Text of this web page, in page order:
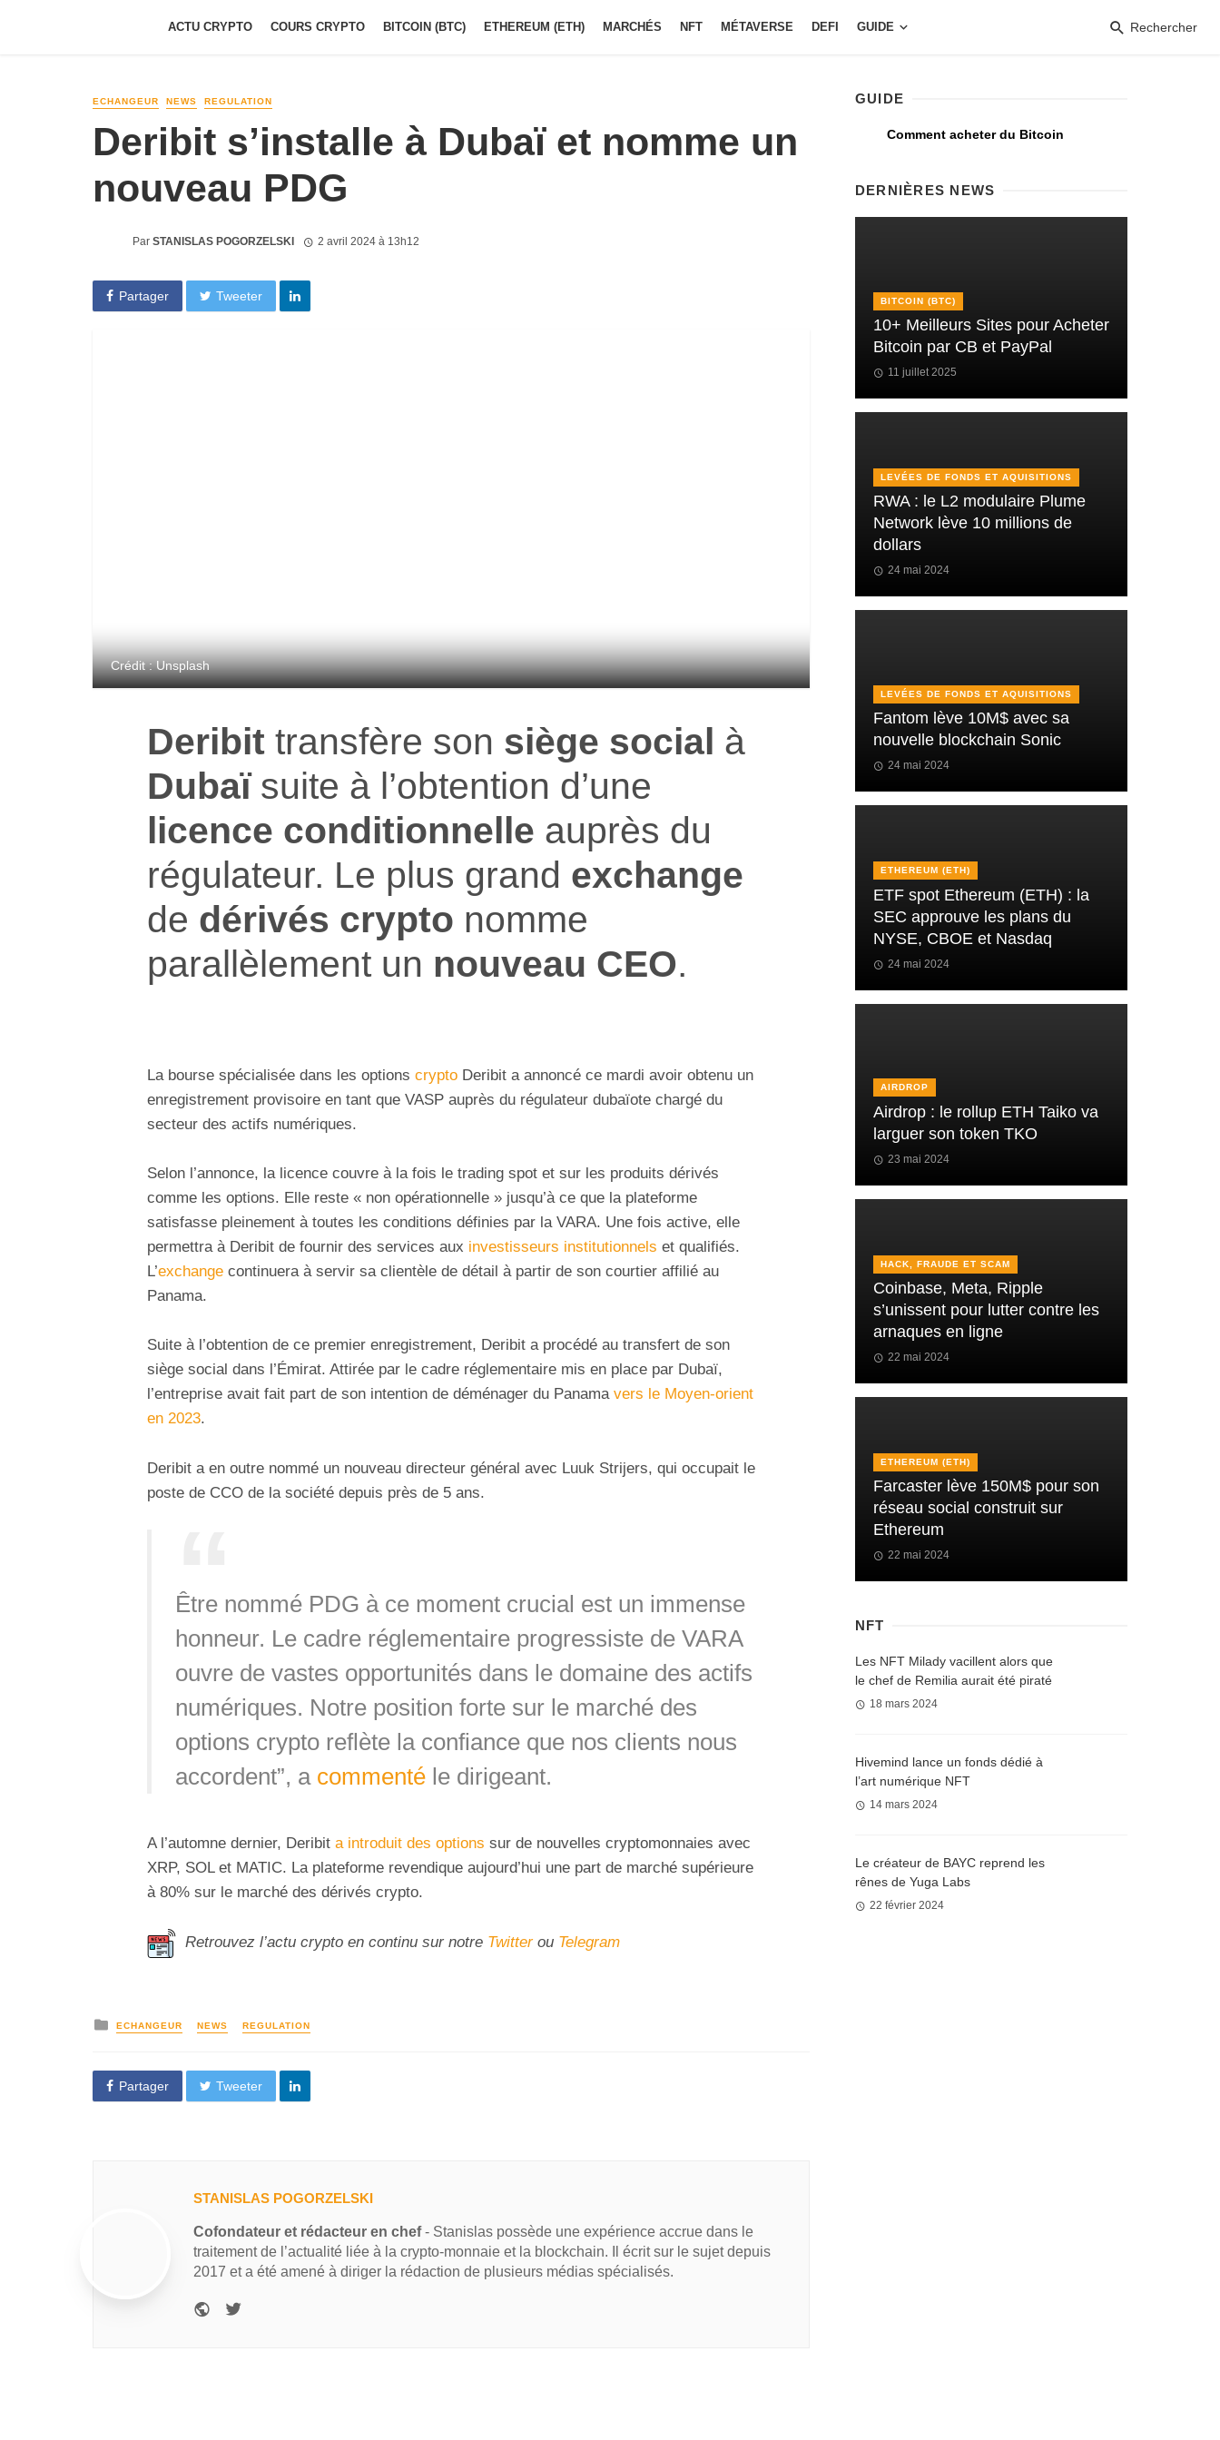
ACTU CRYPTO COURS CRYPTO BITCOIN (BTC) ETHEREUM (ETH) MARCHÉS NFT MÉTAVERSE DEFI GUIDE Rechercher
ECHANGEUR NEWS REGULATION
Deribit s’installe à Dubaï et nomme un
nouveau PDG
Par STANISLAS POGORZELSKI 2 avril 2024 à 13h12
Partager Tweeter
Crédit : Unsplash
Deribit transfère son siège social à
Dubaïsuite à l’obtention d’une
licence conditionnelle auprès du
régulateur. Le plus grand exchange
de dérivés crypto nomme
parallèlement un nouveau CEO.
La bourse spécialisée dans les options crypto Deribit a annoncé ce mardi avoir obtenu un
enregistrement provisoire en tant que VASP auprès du régulateur dubaïote chargé du
secteur des actifs numériques.
Selon l’annonce, la licence couvre à la fois le trading spot et sur les produits dérivés
comme les options. Elle reste « non opérationnelle » jusqu’à ce que la plateforme
satisfasse pleinement à toutes les conditions définies par la VARA. Une fois active, elle
permettra à Deribit de fournir des services aux investisseurs institutionnels et qualifiés.
L’exchange continuera à servir sa clientèle de détail à partir de son courtier affilié au
Panama.
Suite à l’obtention de ce premier enregistrement, Deribit a procédé au transfert de son
siège social dans l’Émirat. Attirée par le cadre réglementaire mis en place par Dubaï,
l’entreprise avait fait part de son intention de déménager du Panama vers le Moyen-orient
en 2023.
Deribit a en outre nommé un nouveau directeur général avec Luuk Strijers, qui occupait le
poste de CCO de la société depuis près de 5 ans.
Être nommé PDG à ce moment crucial est un immense
honneur. Le cadre réglementaire progressiste de VARA
ouvre de vastes opportunités dans le domaine des actifs
numériques. Notre position forte sur le marché des
options crypto reflète la confiance que nos clients nous
accordent”, a commentéle dirigeant.
A l’automne dernier, Deribit a introduit des options sur de nouvelles cryptomonnaies avec
XRP, SOL et MATIC. La plateforme revendique aujourd’hui une part de marché supérieure
à 80% sur le marché des dérivés crypto.
Retrouvez l’actu crypto en continu sur notre Twitterou Telegram
ECHANGEUR NEWS REGULATION
Partager Tweeter
STANISLAS POGORZELSKI
Cofondateur et rédacteur en chef- Stanislas possède une expérience accrue dans le
traitement de l’actualité liée à la crypto-monnaie et la blockchain. Il écrit sur le sujet depuis
2017 et a été amené à diriger la rédaction de plusieurs médias spécialisés.
GUIDE
Comment acheter du Bitcoin
DERNIÈRES NEWS
BITCOIN (BTC)
10+ Meilleurs Sites pour Acheter
Bitcoin par CB et PayPal
11 juillet 2025
LEVÉES DE FONDS ET AQUISITIONS
RWA : le L2 modulaire Plume
Network lève 10 millions de
dollars
24 mai 2024
LEVÉES DE FONDS ET AQUISITIONS
Fantom lève 10M$ avec sa
nouvelle blockchain Sonic
24 mai 2024
ETHEREUM (ETH)
ETF spot Ethereum (ETH) : la
SEC approuve les plans du
NYSE, CBOE et Nasdaq
24 mai 2024
AIRDROP
Airdrop : le rollup ETH Taiko va
larguer son token TKO
23 mai 2024
HACK, FRAUDE ET SCAM
Coinbase, Meta, Ripple
s’unissent pour lutter contre les
arnaques en ligne
22 mai 2024
ETHEREUM (ETH)
Farcaster lève 150M$ pour son
réseau social construit sur
Ethereum
22 mai 2024
NFT
Les NFT Milady vacillent alors que
le chef de Remilia aurait été piraté
18 mars 2024
Hivemind lance un fonds dédié à
l’art numérique NFT
14 mars 2024
Le créateur de BAYC reprend les
rênes de Yuga Labs
22 février 2024